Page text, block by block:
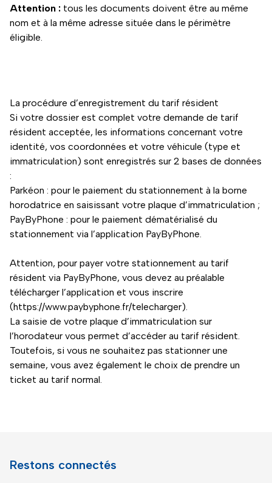
Attention : tous les documents doivent être au même
nom et à la même adresse située dans le périmètre
éligible.
La procédure d’enregistrement du tarif résident
Si votre dossier est complet votre demande de tarif
résident acceptée, les informations concernant votre
identité, vos coordonnées et votre véhicule (type et
immatriculation) sont enregistrés sur 2 bases de données
:
Parkéon : pour le paiement du stationnement à la borne
horodatrice en saisissant votre plaque d’immatriculation ;
PayByPhone : pour le paiement dématérialisé du
stationnement via l’application PayByPhone.
Attention, pour payer votre stationnement au tarif
résident via PayByPhone, vous devez au préalable
télécharger l’application et vous inscrire
(https://www.paybyphone.fr/telecharger).
La saisie de votre plaque d’immatriculation sur
l’horodateur vous permet d’accéder au tarif résident.
Toutefois, si vous ne souhaitez pas stationner une
semaine, vous avez également le choix de prendre un
ticket au tarif normal.
Restons connectés